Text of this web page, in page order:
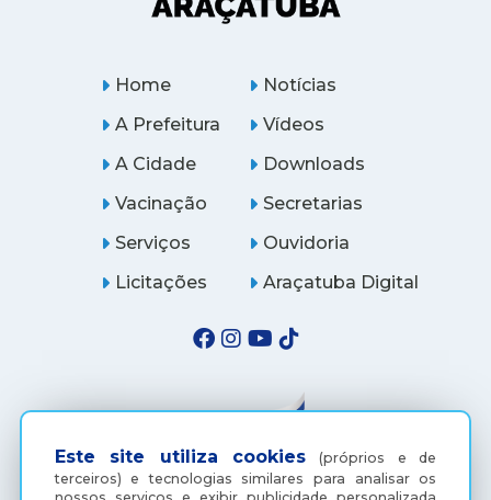
Este site utiliza cookies (próprios e de
terceiros) e tecnologias similares para analisar os
Home
A Prefeitura
A Cidade
Notícias
Vídeos
Downloads
Vacinação
Serviços
Licitações
Secretarias
Ouvidoria
Araçatuba Digital